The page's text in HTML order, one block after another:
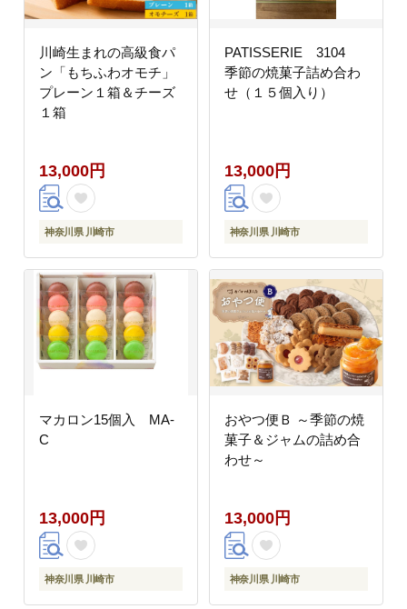
川崎生まれの高級食パ
ン「もちふわオモチ」
プレーン１箱＆チーズ
１箱
13,000円
神奈川県 川崎市
PATISSERIE 3104
季節の焼菓子詰め合わ
せ（１５個入り）
13,000円
神奈川県 川崎市
マカロン15個入 MA-
C
13,000円
神奈川県 川崎市
おやつ便Ｂ ～季節の焼
菓子＆ジャムの詰め合
わせ～
13,000円
神奈川県 川崎市